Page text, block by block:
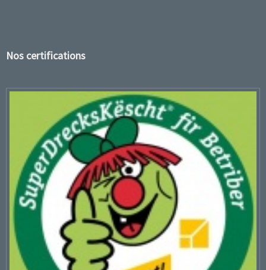
Nos certifications